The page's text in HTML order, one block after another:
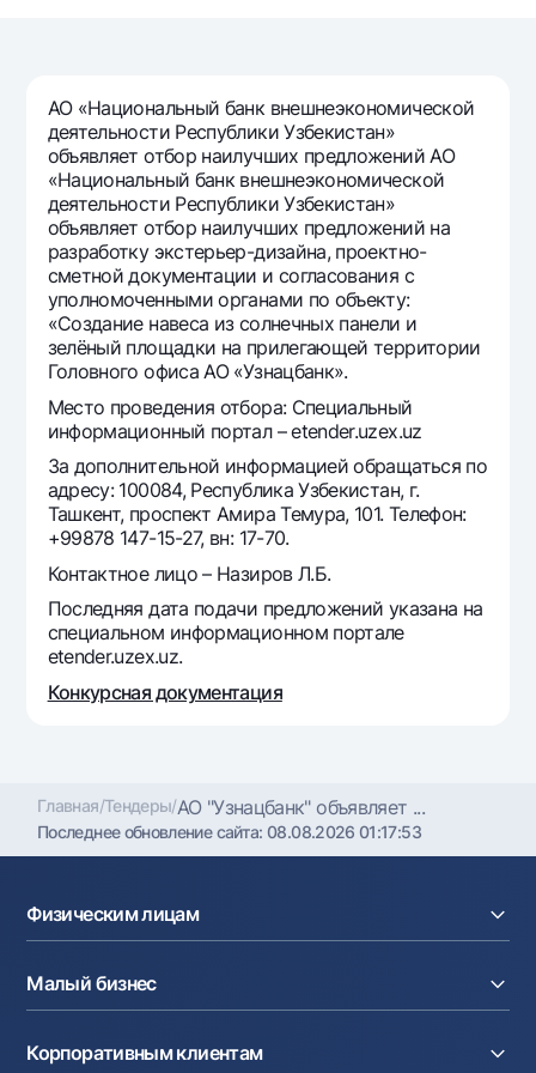
Золотые слитки от НБУ
Серебряный депозит
Visa FIFA
Mastercard
Зарплатные
Garmin pay
Тарифы
Акции
Мобильное приложение Milliy
Часто задаваемые вопросы
Ищите по сайту
Найти
Полезные ссылки
Часто задаваемые вопросы
Пресс-центр
Согласие на обработку персональных данных
Следите за нами в соцсетях
АО «Национальный банк внешнеэкономической
деятельности Республики Узбекистан»
объявляет отбор наилучших предложений АО
«Национальный банк внешнеэкономической
деятельности Республики Узбекистан»
объявляет отбор наилучших предложений на
разработку экстерьер-дизайна, проектно-
сметной документации и согласования с
уполномоченными органами по объекту:
«Создание навеса из солнечных панели и
зелёный площадки на прилегающей территории
Головного офиса АО «Узнацбанк».
Место проведения отбора: Специальный
информационный портал – etender.uzex.uz
За дополнительной информацией обращаться по
адресу: 100084, Республика Узбекистан, г.
Ташкент, проспект Амира Темура, 101. Телефон:
+99878 147-15-27, вн: 17-70.
Контактное лицо – Назиров Л.Б.
Последняя дата подачи предложений указана на
специальном информационном портале
etender.uzex.uz.
Конкурсная документация
Главная/Тендеры/АО "Узнацбанк" объявляет ...
Последнее обновление сайта:08.08.2026 01:17:53
Физическим лицам
Вклады
Карты
Курсы валют
Денежные переводы
Малый бизнес
Кредиты
Корпоративным клиентам